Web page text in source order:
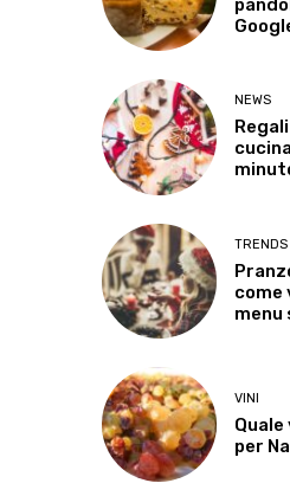
NEWS
TRENDS
come
menu
VINI
per